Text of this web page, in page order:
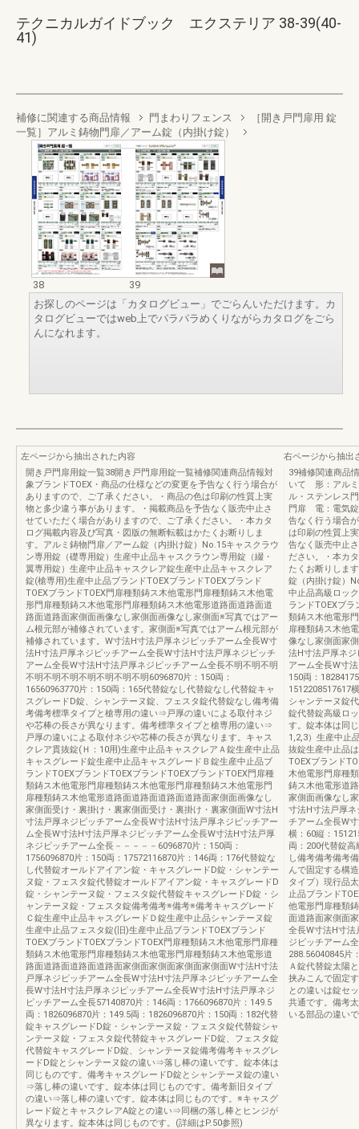
テクニカルガイドブック エクステリア 38-39(40-
41)
補修に関連する商品情報 門まわりフェンス
［開き戸門扉用 錠
一覧］アルミ鋳物門扉／アーム錠（内掛け錠）
38
39
お探しのページは「カタログビュー」でごらんいただけます。カ
タログビューではweb上でパラパラめくりながらカタログをごら
んになれます。
左ページから抽出された内容
開き戸門扉用錠一覧38開き戸門扉用錠一覧補修関連商品情報対
象ブランドTOEX・商品の仕様などの変更を予告なく行う場合が
ありますので、ご了承ください。・商品の色は印刷の性質上実
物と多少違う事があります。・掲載商品を予告なく販売中止さ
せていただく場合がありますので、ご了承ください。・本カタ
ログ掲載内容及び写真・図版の無断転載はかたくお断りしま
す。アルミ鋳物門扉／アーム錠（内掛け錠）No.15キャスクラウ
ン専用錠（礎専用錠）生産中止品キャスクラウン専用錠（綴・
翼専用錠）生産中止品キャスクレア錠生産中止品キャスクレア
錠(槍専用)生産中止品ブランドTOEXブランドTOEXブランド
TOEXブランドTOEX門扉種類鋳ス木他電形門扉種類鋳ス木他電
形門扉種類鋳ス木他電形門扉種類鋳ス木他電形道路面道路面道
路面道路面家側面画像なし家側面画像なし家側面※写真ではアー
ム根元部が補修されています。家側面※写真ではアーム根元部が
補修されています。W寸法H寸法戸厚ネジピッチアーム全長W寸
法H寸法戸厚ネジピッチアーム全長W寸法H寸法戸厚ネジピッチ
アーム全長W寸法H寸法戸厚ネジピッチアーム全長不明不明不明
不明不明不明不明不明不明不明6096870片：150両：
16560963770片：150両：165代替錠なし代替錠なし代替錠キャ
スグレードD錠、シャンテーヌ錠、フェスタ錠代替錠なし備考備
考備考標準タイプと槍専用の違い⇒戸厚の違いによる取付ネジ
や芯棒の長さが異なります。備考標準タイプと槍専用の違い⇒
戸厚の違いによる取付ネジや芯棒の長さが異なります。キャス
クレア貫抜錠(Ｈ：10用)生産中止品キャスクレアＡ錠生産中止品
キャスグレード錠生産中止品キャスグレードＢ錠生産中止品ブ
ランドTOEXブランドTOEXブランドTOEXブランドTOEX門扉種
類鋳ス木他電形門扉種類鋳ス木他電形門扉種類鋳ス木他電形門
扉種類鋳ス木他電形道路面道路面道路面道路面家側面画像なし
家側面受け・裏掛け・裏家側面受け・裏掛け・裏家側面W寸法H
寸法戸厚ネジピッチアーム全長W寸法H寸法戸厚ネジピッチアー
ム全長W寸法H寸法戸厚ネジピッチアーム全長W寸法H寸法戸厚
ネジピッチアーム全長－－－－－6096870片：150両：
1756096870片：150両：17572116870片：146両：176代替錠な
し代替錠オールドアイアン錠・キャスグレードD錠・シャンテー
ヌ錠・フェスタ錠代替錠オールドアイアン錠・キャスグレードD
錠・シャンテーヌ錠・フェスタ錠代替錠キャスグレードD錠・シ
ャンテーヌ錠・フェスタ錠備考備考※備考※備考キャスグレード
Ｃ錠生産中止品キャスグレードＤ錠生産中止品シャンテーヌ錠
生産中止品フェスタ錠(旧)生産中止品ブランドTOEXブランド
TOEXブランドTOEXブランドTOEX門扉種類鋳ス木他電形門扉種
類鋳ス木他電形門扉種類鋳ス木他電形門扉種類鋳ス木他電形道
路面道路面道路面道路面家側面家側面家側面家側面W寸法H寸法
戸厚ネジピッチアーム全長W寸法H寸法戸厚ネジピッチアーム全
長W寸法H寸法戸厚ネジピッチアーム全長W寸法H寸法戸厚ネジ
ピッチアーム全長57140870片：146両：1766096870片：149.5
両：1826096870片：149.5両：1826096870片：150両：182代替
錠キャスグレードD錠・シャンテーヌ錠・フェスタ錠代替錠シャ
ンテーヌ錠・フェスタ錠代替錠キャスグレードD錠、フェスタ錠
代替錠キャスグレードD錠、シャンテーヌ錠備考備考キャスグレ
ードD錠とシャンテーヌ錠の違い⇒落し棒の違いです。錠本体は
同じものです。備考キャスグレードD錠とシャンテーヌ錠の違い
⇒落し棒の違いです。錠本体は同じものです。備考新旧タイプ
の違い⇒落し棒の違いです。錠本体は同じものです。※キャスグ
レード錠とキャスクレアA錠との違い⇒同梱の落し棒とヒンジが
異なります。錠本体は同じものです。(詳細はP.50参照)
右ページから抽出
39補修関連商品
いて 形：アル
ル・ステンレス
門扉 電：電気
告なく行う場合
は印刷の性質上
告なく販売中止
ださい。・本カ
たくお断りしま
錠（内掛け錠）
中止品高級ロッ
ランドTOEXブラ
類鋳ス木他電形
扉種類鋳ス木他
像なし家側面家
法H寸法戸厚ネ
アーム全長W寸
150両：
1512208517617
シャンテーヌ錠
錠代替錠高級ロ
す。錠本体は同
1,2,3）生産中止
抜錠生産中止品
TOEXブランド
木他電形門扉種
鋳ス木他電形道
家側面画像なし
寸法H寸法戸厚
チアーム全長W
横：60縦：
両：200代替錠
し備考備考備考
んで固定する構
タイプ）現行品
止品ブランド
他電形門扉種類
面道路面家側面
全長W寸法H寸法
ジピッチアーム
288.56040845片
Ａ錠代替錠太陽
挟みこんで固定
との違いは錠セ
共通です。備考
いる部品の違い